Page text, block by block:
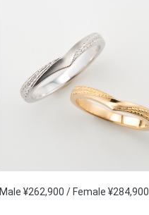
Male ¥262,900 / Female ¥284,900